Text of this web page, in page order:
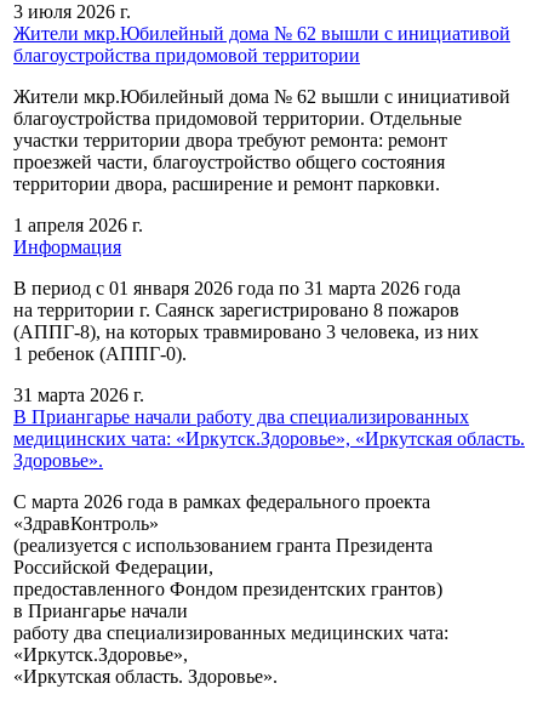
3 июля 2026 г.
Жители мкр.Юбилейный дома № 62 вышли с инициативой
благоустройства придомовой территории
Жители мкр.Юбилейный дома № 62 вышли с инициативой
благоустройства придомовой территории. Отдельные
участки территории двора требуют ремонта: ремонт
проезжей части, благоустройство общего состояния
территории двора, расширение и ремонт парковки.
1 апреля 2026 г.
Информация
В период с 01 января 2026 года по 31 марта 2026 года
на территории г. Саянск зарегистрировано 8 пожаров
(АППГ-8), на которых травмировано 3 человека, из них
1 ребенок (АППГ-0).
31 марта 2026 г.
В Приангарье начали работу два специализированных
медицинских чата: «Иркутск.Здоровье», «Иркутская область.
Здоровье».
С марта 2026 года в рамках федерального проекта
«ЗдравКонтроль»
(реализуется с использованием гранта Президента
Российской Федерации,
предоставленного Фондом президентских грантов)
в Приангарье начали
работу два специализированных медицинских чата:
«Иркутск.Здоровье»,
«Иркутская область. Здоровье».